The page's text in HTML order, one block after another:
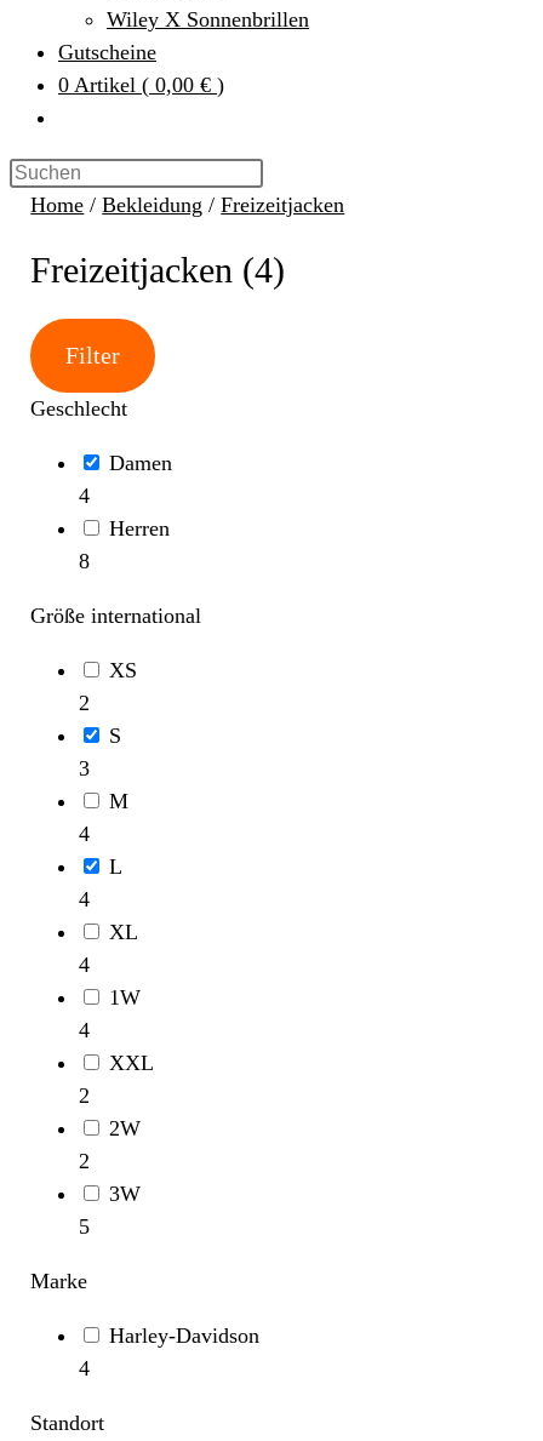
Wiley X Sonnenbrillen
Gutscheine
0 Artikel ( 0,00 € )
Home / Bekleidung / Freizeitjacken
Freizeitjacken (4)
Filter
Geschlecht
Damen
4
Herren
8
Größe international
XS
2
S
3
M
4
L
4
XL
4
1W
4
XXL
2
2W
2
3W
5
Marke
Harley-Davidson
4
Standort